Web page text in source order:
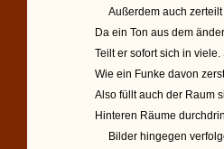
Außerdem auch zerteilt
Da ein Ton aus dem
Teilt er sofort sich in
Wie ein Funke davon
Also füllt auch der Raum
Hinteren Räume
Bilder hingegen